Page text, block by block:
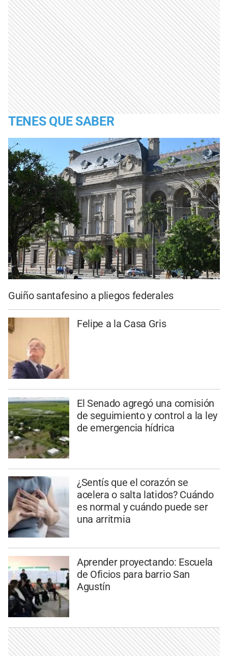
TENES QUE SABER
Guiño santafesino a pliegos federales
Felipe a la Casa Gris
El Senado agregó una comisión
de seguimiento y control a la ley
de emergencia hídrica
¿Sentís que el corazón se
acelera o salta latidos? Cuándo
es normal y cuándo puede ser
una arritmia
Aprender proyectando: Escuela
de Oficios para barrio San
Agustín